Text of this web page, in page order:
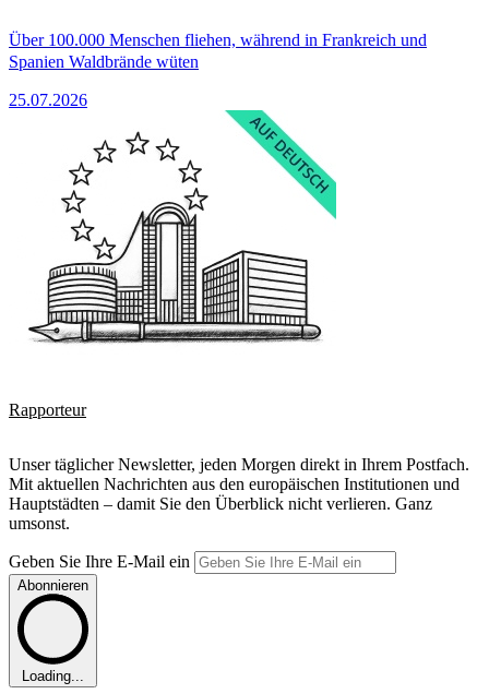
Über 100.000 Menschen fliehen, während in Frankreich und
Spanien Waldbrände wüten
25.07.2026
Rapporteur
Unser täglicher Newsletter, jeden Morgen direkt in Ihrem Postfach.
Mit aktuellen Nachrichten aus den europäischen Institutionen und
Hauptstädten – damit Sie den Überblick nicht verlieren. Ganz
umsonst.
Geben Sie Ihre E-Mail ein
Abonnieren
Loading...